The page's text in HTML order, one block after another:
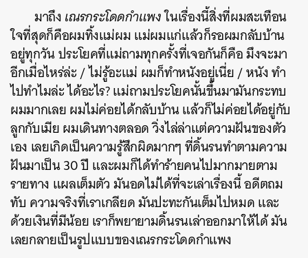
มาถึงเณรกระโดดกำแพงในเรื่องนี้สิ่งที่ผมสะเทือน
ใจที่สุดก็คือผมทิ้งแม่ผม แม่ผมแก่แล้วก็รอผมกลับบ้าน
อยู่ทุกวัน ประโยคที่แม่ถามทุกครั้งที่เจอกันก็คือ มึงจะมา
อีกเมื่อไหร่ล่ะ / ไม่รู้อะแม่ ผมก็ทำหนังอยู่เนี่ย / หนัง ทำ
ไปทำไมล่ะ ได้อะไร? แม่ถามประโยคนั้นขึ้นมามันกระทบ
ผมมากเลย ผมไม่ค่อยได้กลับบ้าน แล้วก็ไม่ค่อยได้อยู่กับ
ลูกกับเมีย ผมเดินทางตลอด วิ่งไล่ล่าแต่ความฝันของตัว
เอง เลยเกิดเป็นความรู้สึกผิดมากๆ ที่ดิ้นรนทำตามความ
ฝันมาเป็น 30 ปี และผมก็ได้ทำร้ายคนไปมากมายตาม
รายทาง แผลเต็มตัว มันอดไม่ได้ที่จะเล่าเรื่องนี้ อดีตถม
ทับ ความจริงที่เราเกลียด มันปะทะกันเต็มไปหมด และ
ด้วยเงินที่มีน้อย เราก็พยายามดิ้นรนเล่าออกมาให้ได้ มัน
เลยกลายเป็นรูปแบบของเณรกระโดดกำแพง